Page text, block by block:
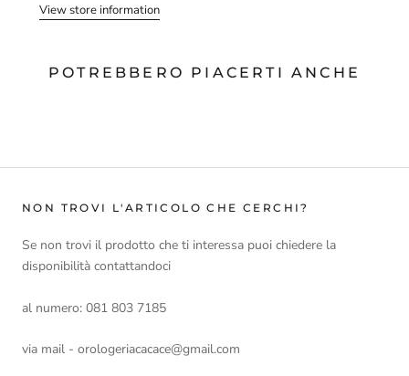
View store information
POTREBBERO PIACERTI ANCHE
NON TROVI L'ARTICOLO CHE CERCHI?
Se non trovi il prodotto che ti interessa puoi chiedere la
disponibilità contattandoci
al numero: 081 803 7185
via mail - orologeriacacace@gmail.com